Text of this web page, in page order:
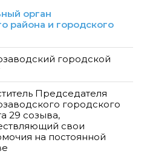
орган
района и городского
городской
Председателя
городского
29 созыва,
свои
на постоянной